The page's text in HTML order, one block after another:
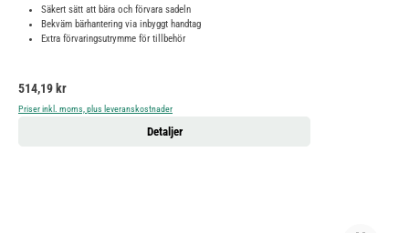
Säkert sätt att bära och förvara sadeln
Bekväm bärhantering via inbyggt handtag
Extra förvaringsutrymme för tillbehör
Ordinarie pris:
514,19 kr
Priser inkl. moms, plus leveranskostnader
Detaljer